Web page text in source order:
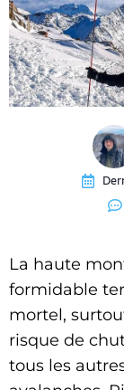
La haute
formidable
mortel,
risque de
tous les